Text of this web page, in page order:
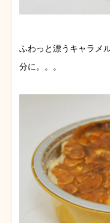
ふわっと漂うキャラメ
分に。。。